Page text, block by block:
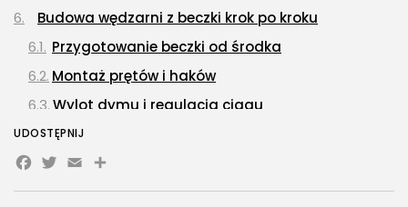
Budowa wędzarni z beczki krok po kroku
Przygotowanie beczki od środka
Montaż prętów i haków
Wylot dymu i regulacja ciągu
Palenisko do wędzarni z beczek
Kanał dymowy w wędzarni z beczki
Jakie drewno wybrać do wędzenia
UDOSTĘPNIJ
Facebook
Twitter
EmailShare